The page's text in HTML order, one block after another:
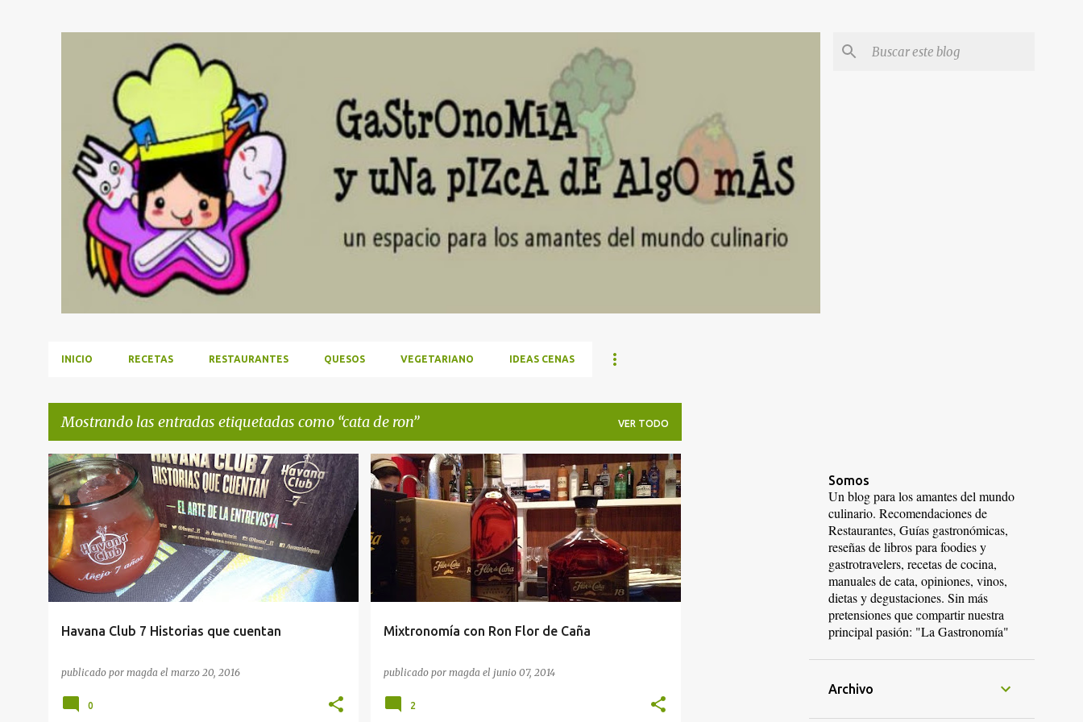
INICIO RECETAS RESTAURANTES QUESOS VEGETARIANO IDEAS CENAS
Mostrando las entradas etiquetadas como cata de ron VER TODO
E
n
t
r
a
Havana Club 7 Historias que cuentan
publicado por magda el marzo 20, 2016
CATA DE RON
0
Mixtronomía con Ron Flor de Caña
publicado por magda el junio 07, 2014
CATA DE RON NOTICIAS GASTRONÓMICAS
2
Somos
Un blog para los amantes del mundo
culinario. Recomendaciones de
Restaurantes, Guías gastronómicas,
reseñas de libros para foodies y
gastrotravelers, recetas de cocina,
manuales de cata, opiniones, vinos,
dietas y degustaciones. Sin más
pretensiones que compartir nuestra
principal pasión: "La Gastronomía"
Archivo